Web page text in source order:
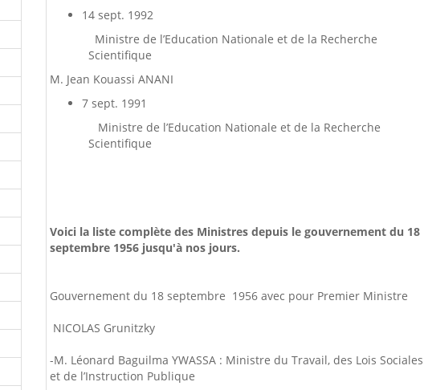
14 sept. 1992
Ministre de l’Education Nationale et de la Recherche
Scientifique
M. Jean Kouassi ANANI
7 sept. 1991
Ministre de l’Education Nationale et de la Recherche
Scientifique
Voici la liste complète des Ministres depuis le gouvernement du 18
septembre 1956 jusqu'à nos jours.
Gouvernement du 18 septembre 1956 avec pour Premier Ministre
NICOLAS Grunitzky
-M. Léonard Baguilma YWASSA : Ministre du Travail, des Lois Sociales
et de l’Instruction Publique